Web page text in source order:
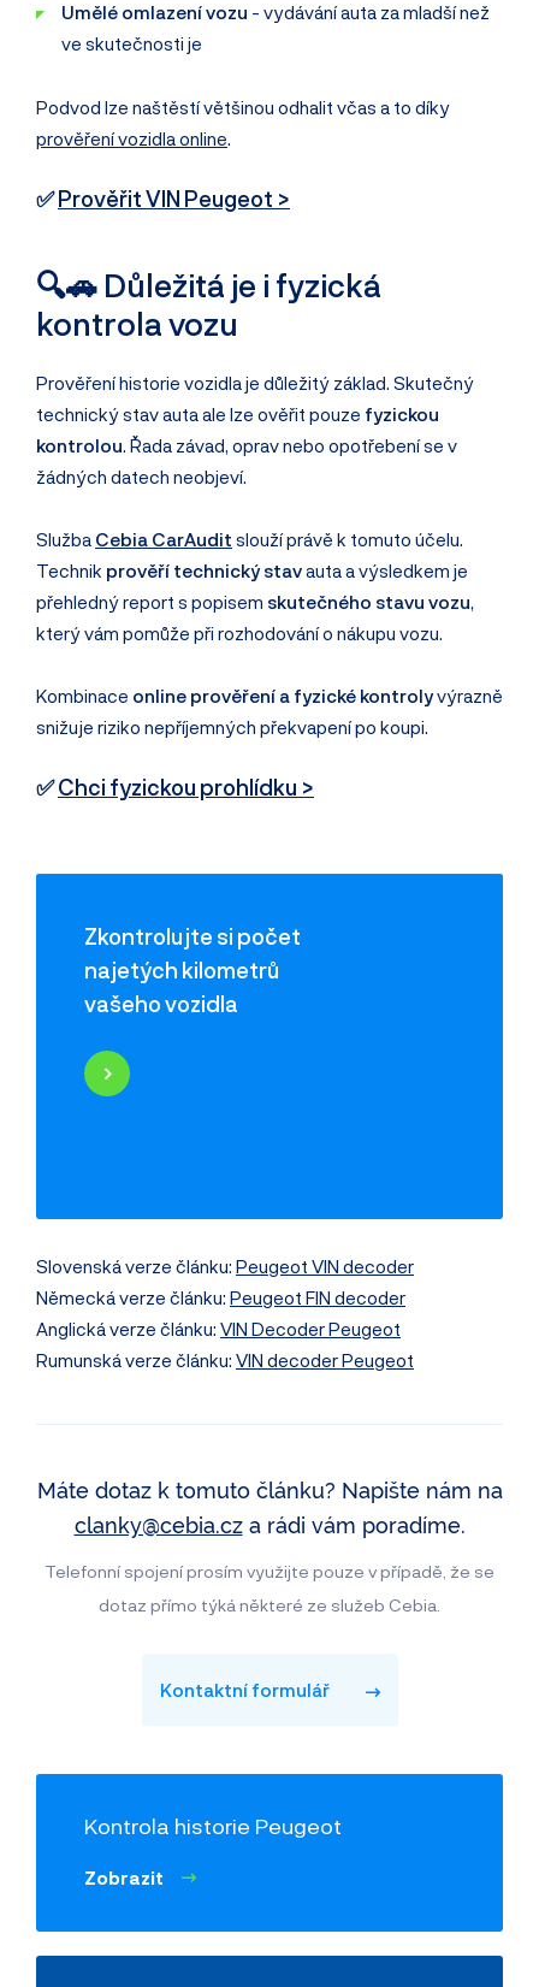
Umělé omlazení vozu - vydávání auta za mladší než
ve skutečnosti je
Podvod lze naštěstí většinou odhalit včas a to díky
prověření vozidla online.
✅Prověřit VIN Peugeot >
🔍🚗 Důležitá je i fyzická
kontrola vozu
Prověření historie vozidla je důležitý základ. Skutečný
technický stav auta ale lze ověřit pouze fyzickou
kontrolou. Řada závad, oprav nebo opotřebení se v
žádných datech neobjeví.
Služba Cebia CarAudit slouží právě k tomuto účelu.
Technik prověří technický stavauta a výsledkem je
přehledný report s popisem skutečného stavu vozu,
který vám pomůže při rozhodování o nákupu vozu.
Kombinace online prověření a fyzické kontrolyvýrazně
snižuje riziko nepříjemných překvapení po koupi.
✅Chci fyzickou prohlídku >
Zkontrolujte si počet
najetých kilometrů
vašeho vozidla
Najeté kilometry
Slovenská verze článku: Peugeot VIN decoder
Německá verze článku: Peugeot FIN decoder
Anglická verze článku: VIN Decoder Peugeot
Rumunská verze článku: VIN decoder Peugeot
Máte dotaz k tomuto článku? Napište nám na
clanky@cebia.cza rádi vám poradíme.
Telefonní spojení prosím využijte pouze v případě, že se
dotaz přímo týká některé ze služeb Cebia.
Kontaktní formulář
Kontrola historie Peugeot
Zobrazit